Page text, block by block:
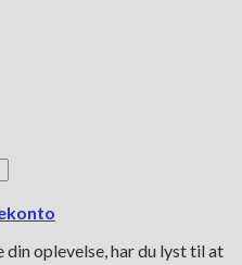
oplevelse, har du lyst til at